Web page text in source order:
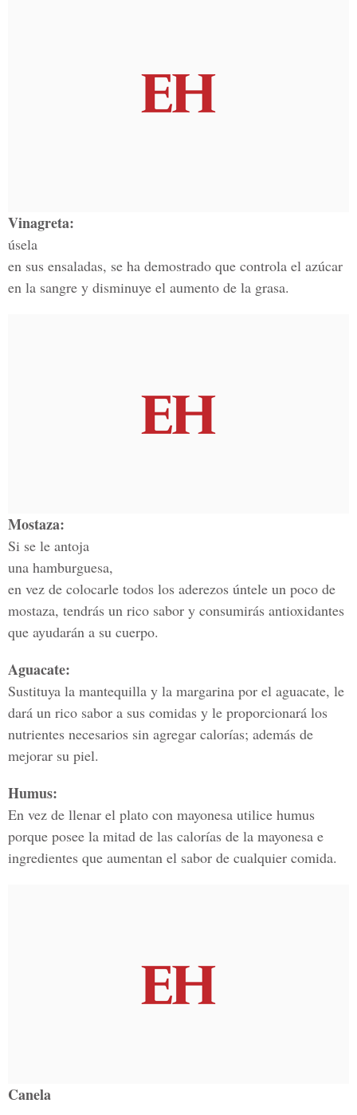
Vinagreta:
úsela
en sus ensaladas, se ha demostrado que controla el azúcar
en la sangre y disminuye el aumento de la grasa.
Mostaza:
Si se le antoja
una hamburguesa,
en vez de colocarle todos los aderezos úntele un poco de
mostaza, tendrás un rico sabor y consumirás antioxidantes
que ayudarán a su cuerpo.
Aguacate:
Sustituya la mantequilla y la margarina por el aguacate, le
dará un rico sabor a sus comidas y le proporcionará los
nutrientes necesarios sin agregar calorías; además de
mejorar su piel.
Humus:
En vez de llenar el plato con mayonesa utilice humus
porque posee la mitad de las calorías de la mayonesa e
ingredientes que aumentan el sabor de cualquier comida.
Canela